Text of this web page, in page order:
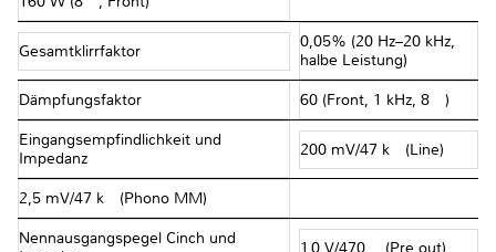
Gesamtklirrfaktor
0,05% (20 Hz–20 kHz,
halbe Leistung)
Dämpfungsfaktor 60 (Front, 1 kHz, 8 Ω)
Eingangsempfindlichkeit und
Impedanz
200 mV/47 kΩ (Line)
2,5 mV/47 kΩ (Phono MM)
Nennausgangspegel Cinch und
1.0 V/470 Ω (Pre out)